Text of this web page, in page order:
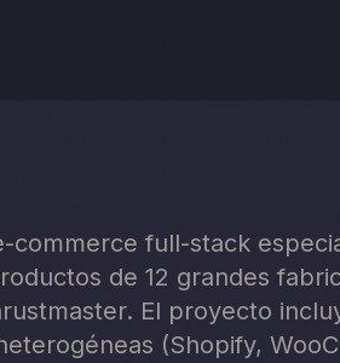
commerce full-stack
de 12 grandes
El proyecto
(Shopify,